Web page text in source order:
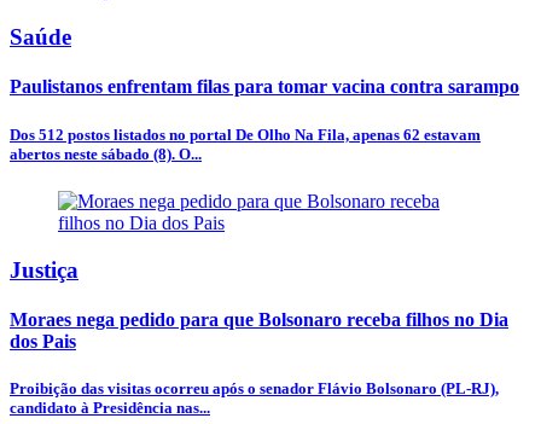
Saúde
Paulistanos enfrentam filas para tomar vacina contra sarampo
Dos 512 postos listados no portal De Olho Na Fila, apenas 62 estavam
abertos neste sábado (8). O...
Justiça
Moraes nega pedido para que Bolsonaro receba filhos no Dia
dos Pais
Proibição das visitas ocorreu após o senador Flávio Bolsonaro (PL-RJ),
candidato à Presidência nas...